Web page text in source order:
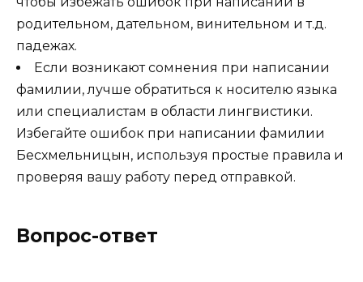
родительном, дательном, винительном и т.д.
падежах.
Если возникают сомнения при написании
фамилии, лучше обратиться к носителю языка
или специалистам в области лингвистики.
Избегайте ошибок при написании фамилии
Бесхмельницын, используя простые правила и
проверяя вашу работу перед отправкой.
Вопрос-ответ